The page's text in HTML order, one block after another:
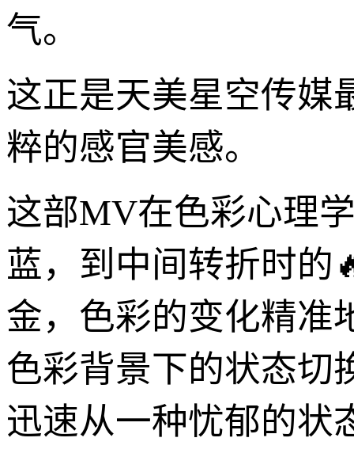
气。
这正是天美星空传
粹的感官美感。
这部MV在色彩心理
蓝，到中间转折时的
金，色彩的变化精准
色彩背景下的状态切
迅速从一种忧郁的状